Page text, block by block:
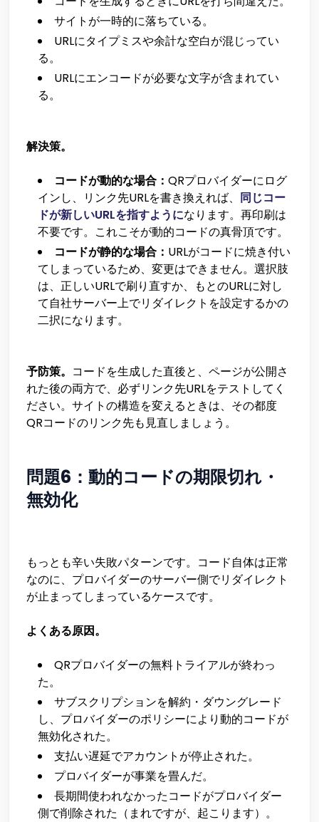
サイトが一時的に落ちている。
URLにタイプミスや余計な空白が混じってい
る。
URLにエンコードが必要な文字が含まれてい
る。
解決策。
コードが動的な場合： QRプロバイダーにログ
インし、リンク先URLを書き換えれば、 同じコー
ドが新しいURLを指すようになります。再印刷は
不要です。これこそが動的コードの真骨頂です。
コードが静的な場合： URLがコードに焼き付い
てしまっているため、変更はできません。選択肢
は、正しいURLで刷り直すか、もとのURLに対し
て自社サーバー上でリダイレクトを設定するかの
二択になります。
予防策。 コードを生成した直後と、ページが公開さ
れた後の両方で、必ずリンク先URLをテストしてく
ださい。サイトの構造を変えるときは、その都度
QRコードのリンク先も見直しましょう。
問題6：動的コードの期限切れ・
無効化
もっとも辛い失敗パターンです。コード自体は正常
なのに、プロバイダーのサーバー側でリダイレクト
が止まってしまっているケースです。
よくある原因。
QRプロバイダーの無料トライアルが終わっ
た。
サブスクリプションを解約・ダウングレード
し、プロバイダーのポリシーにより動的コードが
無効化された。
支払い遅延でアカウントが停止された。
プロバイダーが事業を畳んだ。
長期間使われなかったコードがプロバイダー
側で削除された（まれですが、起こります）。